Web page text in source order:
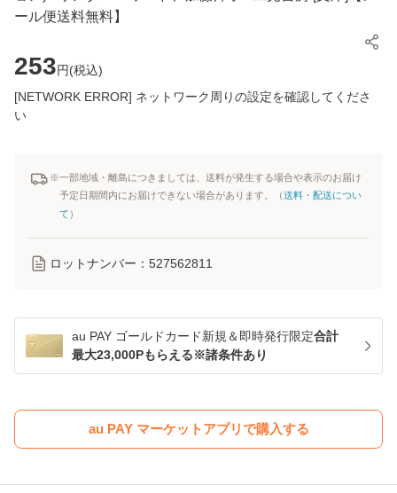
ール便送料無料】
253円(税込)
[NETWORK ERROR] ネットワーク周りの設定を確認してくださ
い
※一部地域・離島につきましては、送料が発生する場合や表示のお届け
予定日期間内にお届けできない場合があります。（送料・配送につい
て ）
ロットナンバー： 527562811
au PAY ゴールドカード新規＆即時発行限定合計
最大23,000Pもらえる※諸条件あり
au PAY マーケットアプリで購入する